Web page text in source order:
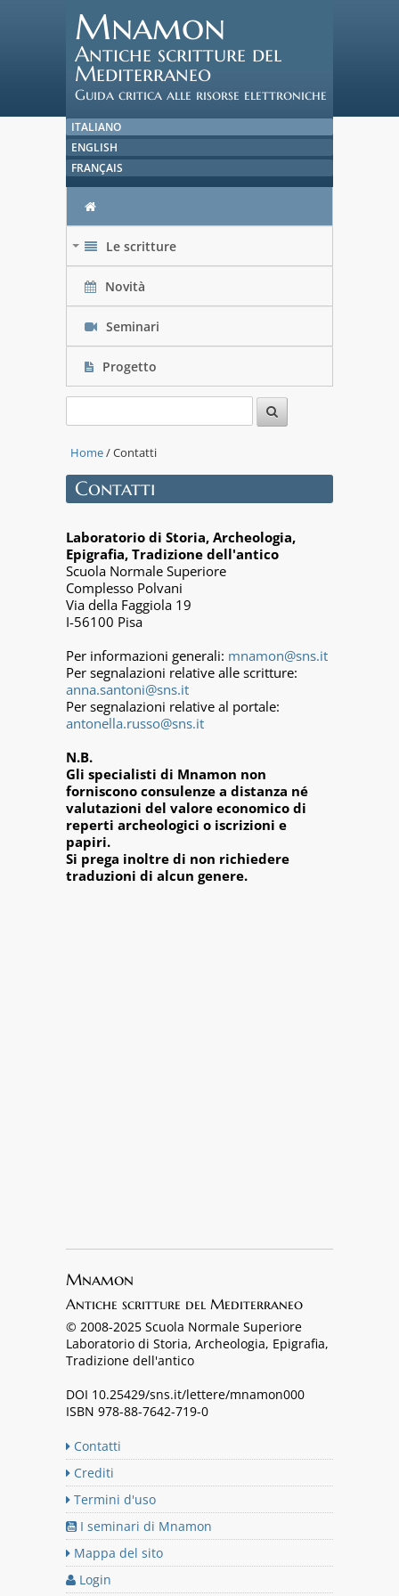
Mnamon
Antiche scritture del
Mediterraneo
Guida critica alle risorse elettroniche
ITALIANO
ENGLISH
FRANÇAIS
Le scritture
Novità
Seminari
Progetto
Home/ Contatti
Contatti
Laboratorio di Storia, Archeologia,
Epigrafia, Tradizione dell'antico
Scuola Normale Superiore
Complesso Polvani
Via della Faggiola 19
I-56100 Pisa
Per informazioni generali: mnamon@sns.it
Per segnalazioni relative alle scritture:
anna.santoni@sns.it
Per segnalazioni relative al portale:
antonella.russo@sns.it
N.B.
Gli specialisti di Mnamon non
forniscono consulenze a distanza né
valutazioni del valore economico di
reperti archeologici o iscrizioni e
papiri.
Si prega inoltre di non richiedere
traduzioni di alcun genere.
Mnamon
Antiche scritture del Mediterraneo
© 2008-2025 Scuola Normale Superiore
Laboratorio di Storia, Archeologia, Epigrafia,
Tradizione dell'antico
DOI 10.25429/sns.it/lettere/mnamon000
ISBN 978-88-7642-719-0
Contatti
Crediti
Termini d'uso
I seminari di Mnamon
Mappa del sito
Login